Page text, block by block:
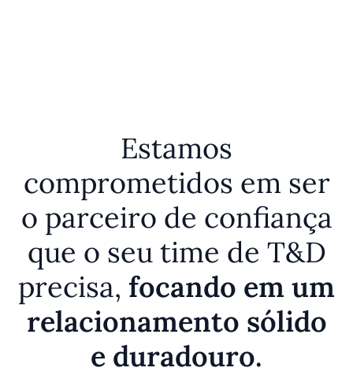
Estamos
comprometidos em ser
o parceiro de confiança
que o seu time de T&D
precisa, focando em um
relacionamento sólido
e duradouro.